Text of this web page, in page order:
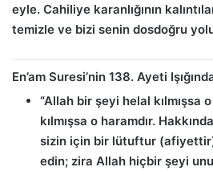
eyle. Cahiliye karanlığının
temizle ve bizi senin dosdoğru
En’am Suresi’nin 138. Ayeti
“Allah bir şeyi helal kılmışsa
kılmışsa o haramdır.
sizin için bir lütuftur
edin; zira Allah hiçbir şeyi